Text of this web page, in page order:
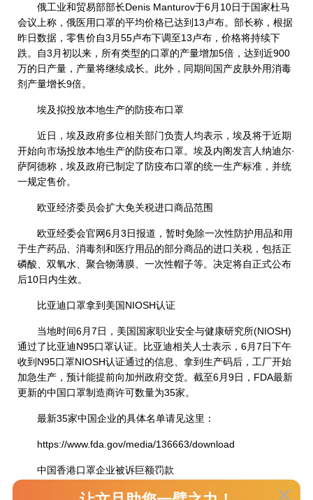
俄工业和贸易部部长Denis Manturov于6月10日于国家杜马
会议上称，俄医用口罩的平均价格已达到13卢布。部长称，根据
昨日数据，零售价自3月55卢布下调至13卢布，价格将持续下
跌。自3月初以来，所有类型的口罩的产量增加5倍，达到近900
万的日产量，产量将继续成长。此外，同期间国产皮肤外用消毒
剂产量增长9倍。
埃及拟投放本地生产的防疫布口罩
近日，埃及政府多位相关部门负责人均表示，埃及将于近期
开始向市场投放本地生产的防疫布口罩。埃及内阁发言人纳迪尔·
萨阿德称，埃及政府已制定了防疫布口罩的统一生产标准，并统
一规定售价。
欧亚经济委员会扩大免关税进口商品范围
欧亚经委会官网6月3日报道，暂时免除一次性防护用品和用
于生产药品、消毒剂和医疗用品的部分商品的进口关税，包括正
磷酸、双氧水、聚合物薄膜、一次性帽子等。决定将自正式公布
后10日内生效。
比亚迪口罩拿到美国NIOSH认证
当地时间6月7日，美国国家职业安全与健康研究所(NIOSH)
通过了比亚迪N95口罩认证。比亚迪相关人士表示，6月7日下午
收到N95口罩NIOSH认证通过的信息、拿到生产码后，工厂开始
加急生产，预计能提前向加州政府交货。截至6月9日，FDA最新
更新的中国口罩制造商许可数量为35家。
最新35家中国企业的具体名单请见这里：
https://www.fda.gov/media/136663/download
中国香港口罩企业被诉巨额罚款
6月5日，美国司法部发布公告，正式起诉一家中国口罩企业